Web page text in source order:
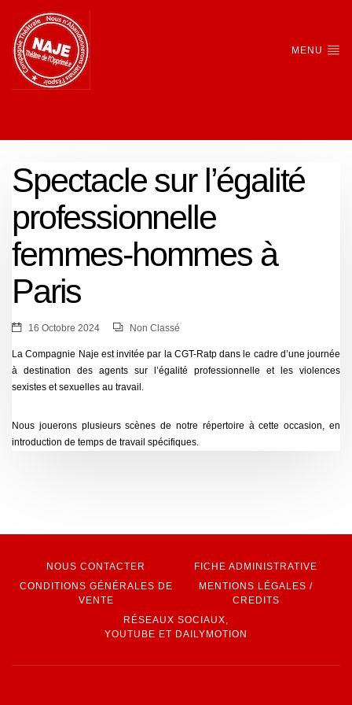
MENU
Spectacle sur l’égalité
professionnelle
femmes-hommes à
Paris
16 Octobre 2024 Non Classé
La Compagnie Naje est invitée par la CGT-Ratp dans le cadre d’une journée
à destination des agents sur l’égalité professionnelle et les violences
sexistes et sexuelles au travail.
Nous jouerons plusieurs scènes de notre répertoire à cette occasion, en
introduction de temps de travail spécifiques.
NOUS CONTACTER
FICHE ADMINISTRATIVE
CONDITIONS GÉNÉRALES DE
VENTE
MENTIONS LÉGALES /
CREDITS
RÉSEAUX SOCIAUX,
YOUTUBE ET DAILYMOTION